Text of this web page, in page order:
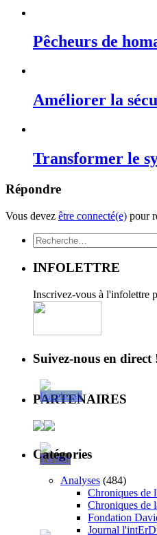
Pêcheurs de
Améliorer la
Transformer le
Répondre
Vous devez être connecté(e) pour
Rechercher :
INFOLETTRE
Inscrivez-vous à l'infolettre
Suivez-nous en direct
PARTENAIRES
Catégories
Analyses (484)
Chroniques de
Chroniques de
Fondation
Journal